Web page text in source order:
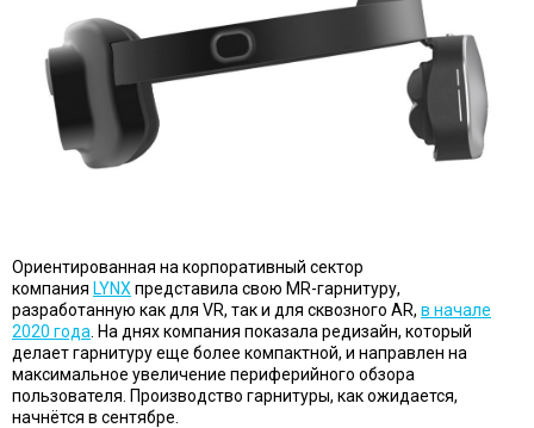
Ориентированная на корпоративный сектор
компания LYNX представила свою MR-гарнитуру,
разработанную как для VR, так и для сквозного AR, в начале
2020 года . На днях компания показала редизайн, который
делает гарнитуру еще более компактной, и направлен ​​на
максимальное увеличение периферийного обзора
пользователя. Производство гарнитуры, как ожидается,
начнётся в сентябре.